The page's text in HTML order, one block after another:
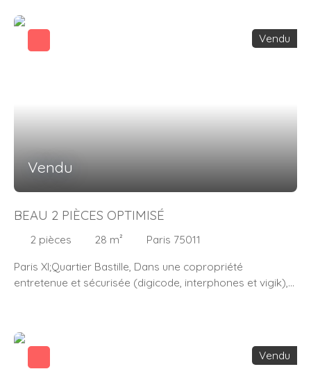
d'une cuisine ouverte séparée du double séjour par des
poutres en bois, de deux chambres dont une avec un
dressing aménagé, et d'une salle de bains avec
Vendu
Vendu
BEAU 2 PIÈCES OPTIMISÉ
2 pièces 28 m²
Paris 75011
Paris XI;Quartier Bastille, Dans une copropriété
entretenue et sécurisée (digicode, interphones et vigik),
surface de 28 m2 refait entièrement à neuf, lumineux,
bien exposé (sud-ouest séjour et chambre et
traversant), au calme, belle hauteur sous plafond. Aucun
Vendu